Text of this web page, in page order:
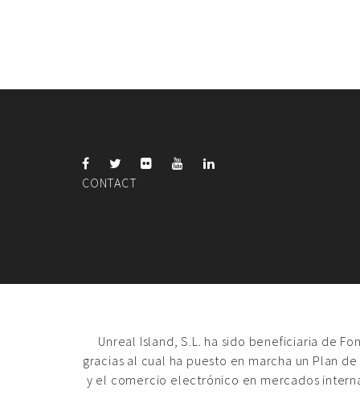
CONTACT
Unreal Island, S.L. ha sido beneficiaria de
gracias al cual ha puesto en marcha un Plan
y el comercio electrónico en mercados